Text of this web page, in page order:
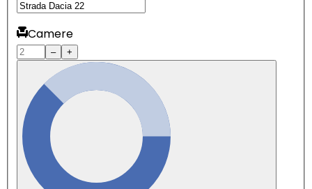
Camere
– +